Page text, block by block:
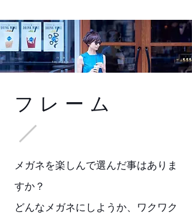
フレーム
メガネを楽しんで選んだ事はありま
すか？
どんなメガネにしようか、ワクワク